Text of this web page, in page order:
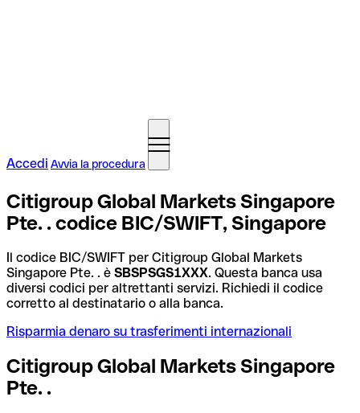
Accedi Avvia la procedura
Citigroup Global Markets Singapore
Pte. . codice BIC/SWIFT, Singapore
Il codice BIC/SWIFT per Citigroup Global Markets
Singapore Pte. . è SBSPSGS1XXX. Questa banca usa
diversi codici per altrettanti servizi. Richiedi il codice
corretto al destinatario o alla banca.
Risparmia denaro su trasferimenti internazionali
Citigroup Global Markets Singapore
Pte. .